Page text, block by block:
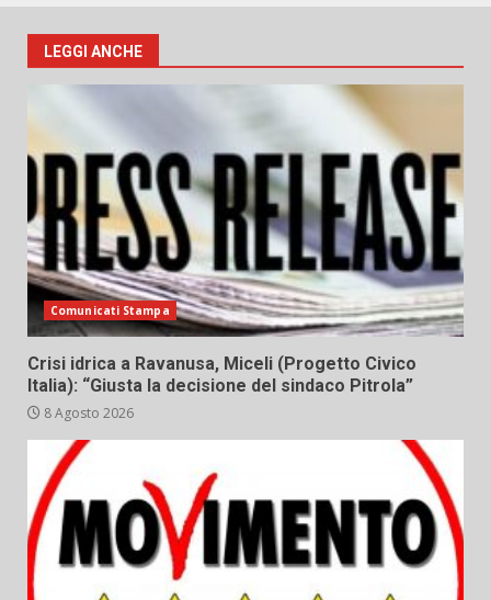
LEGGI ANCHE
Comunicati Stampa
Crisi idrica a Ravanusa, Miceli (Progetto Civico
Italia): “Giusta la decisione del sindaco Pitrola”
8 Agosto 2026